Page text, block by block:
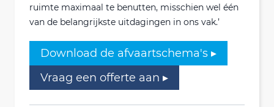
ruimte maximaal te benutten, misschien wel één
van de belangrijkste uitdagingen in ons vak.’
Download de afvaartschema's ▸
Vraag een offerte aan ▸